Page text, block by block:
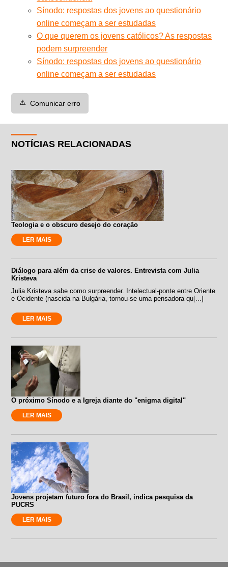
Sínodo: respostas dos jovens ao questionário
online começam a ser estudadas
O que querem os jovens católicos? As respostas
podem surpreender
Sínodo: respostas dos jovens ao questionário
online começam a ser estudadas
⚠️ Comunicar erro
NOTÍCIAS RELACIONADAS
Teologia e o obscuro desejo do coração
LER MAIS
Diálogo para além da crise de valores. Entrevista com Julia
Kristeva
Julia Kristeva sabe como surpreender. Intelectual-ponte entre Oriente
e Ocidente (nascida na Bulgária, tornou-se uma pensadora qu[...]
LER MAIS
O próximo Sínodo e a Igreja diante do "enigma digital"
LER MAIS
Jovens projetam futuro fora do Brasil, indica pesquisa da
PUCRS
LER MAIS